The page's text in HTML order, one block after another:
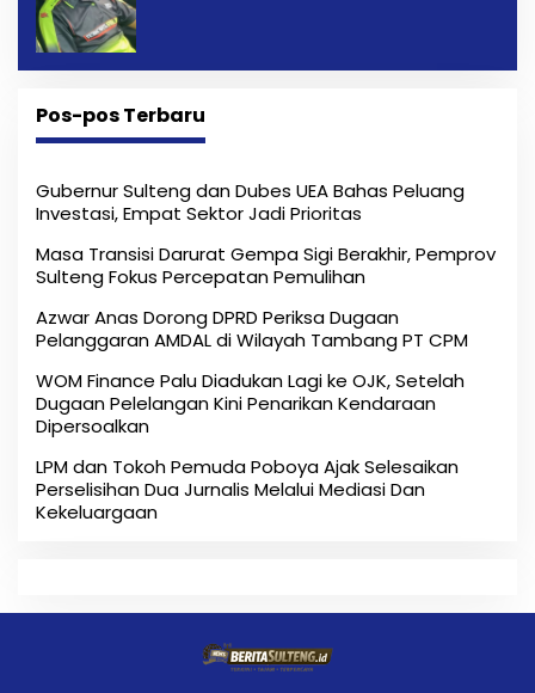
Pos-pos Terbaru
Gubernur Sulteng dan Dubes UEA Bahas Peluang
Investasi, Empat Sektor Jadi Prioritas
Masa Transisi Darurat Gempa Sigi Berakhir, Pemprov
Sulteng Fokus Percepatan Pemulihan
Azwar Anas Dorong DPRD Periksa Dugaan
Pelanggaran AMDAL di Wilayah Tambang PT CPM
‎WOM Finance Palu Diadukan Lagi ke OJK, Setelah
Dugaan Pelelangan Kini Penarikan Kendaraan
Dipersoalkan ‎
LPM dan Tokoh Pemuda Poboya Ajak Selesaikan
Perselisihan Dua Jurnalis Melalui Mediasi Dan
Kekeluargaan